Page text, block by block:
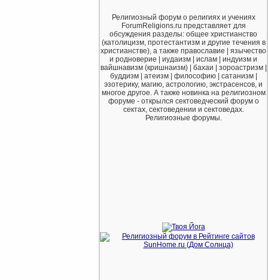
Религиозный форум о религиях и учениях
ForumReligions.ru представляет для
обсуждения разделы: общее христианство
(католицизм, протестантизм и другие течения в
христианстве), а также православие | язычество
и родноверие | иудаизм | ислам | индуизм и
вайшнавизм (кришнаизм) | бахаи | зороастризм |
буддизм | атеизм | философию | сатанизм |
эзотерику, магию, астрологию, экстрасенсов, и
многое другое. А также новинка на религиозном
форуме - открылся сектоведческий форум о
сектах, сектоведении и сектоведах.
Религиозные форумы.